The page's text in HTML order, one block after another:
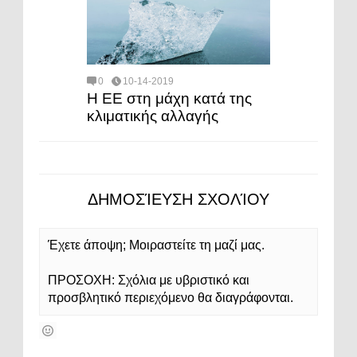
0 10-14-2019
Η ΕΕ στη μάχη κατά της
κλιματικής αλλαγής
ΔΗΜΟΣΊΕΥΣΗ ΣΧΟΛΊΟΥ
Έχετε άποψη; Μοιραστείτε τη μαζί μας.
ΠΡΟΣΟΧΗ: Σχόλια με υβριστικό και
προσβλητικό περιεχόμενο θα διαγράφονται.